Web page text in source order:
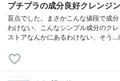
プチプラの成分良好クレンジ
盲点でした。まさかこんな値段で成
わけない、こんなシンプル成分のク
ストアなんかにあるわけない、そう…